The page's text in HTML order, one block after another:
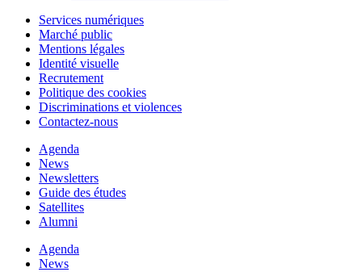
Services numériques
Marché public
Mentions légales
Identité visuelle
Recrutement
Politique des cookies
Discriminations et violences
Contactez-nous
Agenda
News
Newsletters
Guide des études
Satellites
Alumni
Agenda
News